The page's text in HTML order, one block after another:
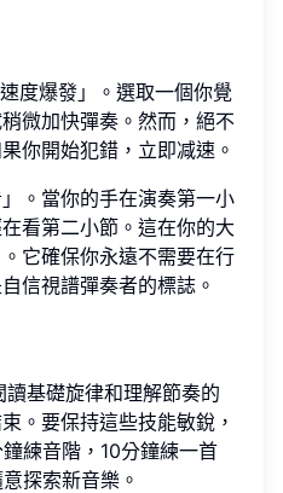
度爆發」。選取一個你覺
微加快彈奏。然而，絕不
你開始犯錯，立即减速。
。當你的手在演奏第一小
看第二小節。這在你的大
它確保你永遠不需要在行
信視譜彈奏者的標誌。
基礎旋律和理解節奏的
。要保持這些技能敏銳，
練音階，10分鐘練一首
探索新音樂。